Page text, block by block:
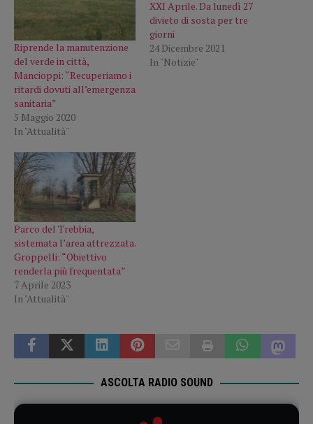
Riprende la manutenzione
del verde in città,
Mancioppi: “Recuperiamo i
ritardi dovuti all’emergenza
sanitaria”
5 Maggio 2020
In "Attualità"
XXI Aprile. Da lunedì 27
divieto di sosta per tre
giorni
24 Dicembre 2021
In "Notizie"
Parco del Trebbia,
sistemata l’area attrezzata.
Groppelli: “Obiettivo
renderla più frequentata”
7 Aprile 2023
In "Attualità"
ASCOLTA RADIO SOUND